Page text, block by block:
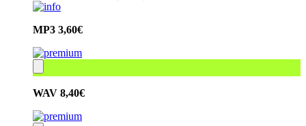
MP3 3,60€
WAV 8,40€